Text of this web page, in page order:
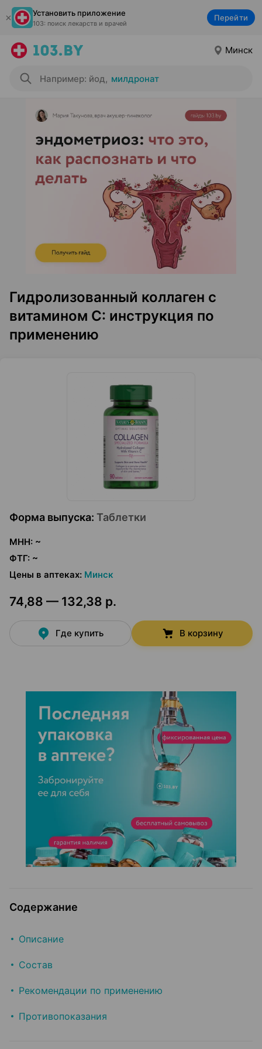
Установить приложение
103: поиск лекарств и врачей
Перейти
Минск
Например: йод, милдронат
Гидролизованный коллаген с
витамином С: инструкция по
применению
Форма выпуска: Таблетки
МНН: ~
ФТГ: ~
Цены в аптеках: Минск
74,88 — 132,38 р.
Где купить В корзину
Содержание
Описание
Состав
Рекомендации по применению
Противопоказания